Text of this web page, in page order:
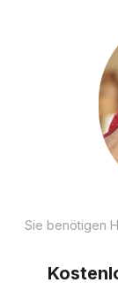
Sie benötigen